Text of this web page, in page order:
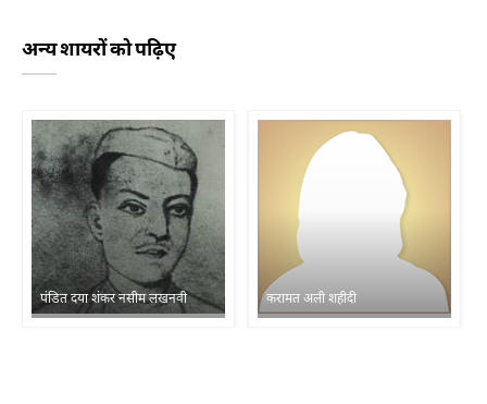
अन्य शायरों को पढ़िए
पंडित दया शंकर नसीम लखनवी करामत अली शहीदी